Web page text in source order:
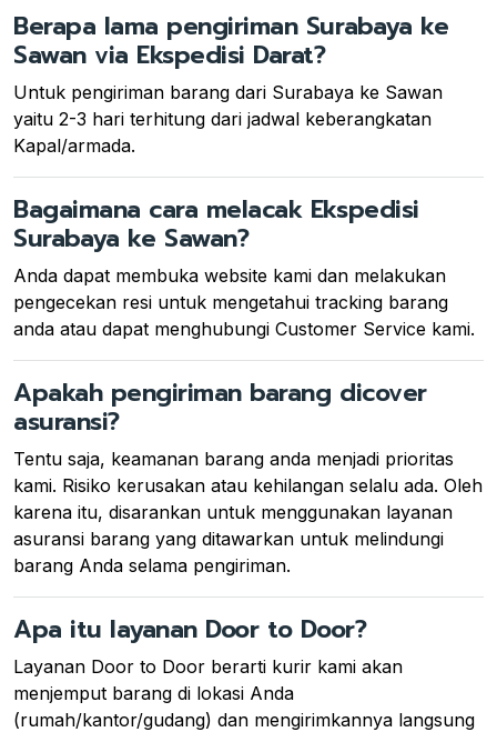
Berapa lama pengiriman Surabaya ke
Sawan via Ekspedisi Darat?
Untuk pengiriman barang dari Surabaya ke Sawan
yaitu 2-3 hari terhitung dari jadwal keberangkatan
Kapal/armada.
Bagaimana cara melacak Ekspedisi
Surabaya ke Sawan?
Anda dapat membuka website kami dan melakukan
pengecekan resi untuk mengetahui tracking barang
anda atau dapat menghubungi Customer Service kami.
Apakah pengiriman barang dicover
asuransi?
Tentu saja, keamanan barang anda menjadi prioritas
kami. Risiko kerusakan atau kehilangan selalu ada. Oleh
karena itu, disarankan untuk menggunakan layanan
asuransi barang yang ditawarkan untuk melindungi
barang Anda selama pengiriman.
Apa itu layanan Door to Door?
Layanan Door to Door berarti kurir kami akan
menjemput barang di lokasi Anda
(rumah/kantor/gudang) dan mengirimkannya langsung